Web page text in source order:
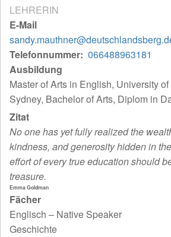
LEHRERIN
E-Mail
Telefonnummer 066488963181
Ausbildung
Master of Arts in English, University
Sydney, Bachelor of Arts, Diplom in
Zitat
No one has yet fully realized the
kindness, and generosity hidden in
effort of every true education should
treasure.
Emma Goldman
Fächer
Englisch – Native Speaker
Geschichte